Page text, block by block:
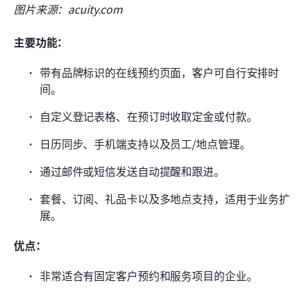
图片来源：acuity.com
主要功能：
带有品牌标识的在线预约页面，客户可自行安排时
间。
自定义登记表格、在预订时收取定金或付款。
日历同步、手机端支持以及员工/地点管理。
通过邮件或短信发送自动提醒和跟进。
套餐、订阅、礼品卡以及多地点支持，适用于业务扩
展。
优点：
非常适合有固定客户预约和服务项目的企业。